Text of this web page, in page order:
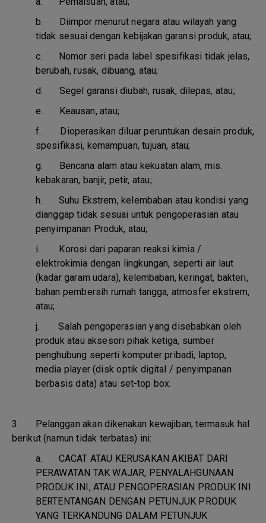
b. Diimpor menurut negara atau wilayah yang
tidak sesuai dengan kebijakan garansi produk, atau;
c. Nomor seri pada label spesifikasi tidak jelas,
berubah, rusak, dibuang, atau;
d. Segel garansi diubah, rusak, dilepas, atau;
e. Keausan, atau;
f. Dioperasikan diluar peruntukan desain produk,
spesifikasi, kemampuan, tujuan, atau;
g. Bencana alam atau kekuatan alam, mis.
kebakaran, banjir, petir, atau;
h. Suhu Ekstrem, kelembaban atau kondisi yang
dianggap tidak sesuai untuk pengoperasian atau
penyimpanan Produk, atau;
i. Korosi dari paparan reaksi kimia /
elektrokimia dengan lingkungan, seperti air laut
(kadar garam udara), kelembaban, keringat, bakteri,
bahan pembersih rumah tangga, atmosfer ekstrem,
atau;
j.Salah pengoperasian yang disebabkan oleh
produk atau aksesori pihak ketiga, sumber
penghubung seperti komputer pribadi, laptop,
media player (disk optik digital / penyimpanan
berbasis data) atau set-top box.
3. Pelanggan akan dikenakan kewajiban, termasuk hal
berikut (namun tidak terbatas) ini:
a. CACAT ATAU KERUSAKAN AKIBAT DARI
PERAWATAN TAK WAJAR, PENYALAHGUNAAN
PRODUK INI, ATAU PENGOPERASIAN PRODUK INI
BERTENTANGAN DENGAN PETUNJUK PRODUK
YANG TERKANDUNG DALAM PETUNJUK